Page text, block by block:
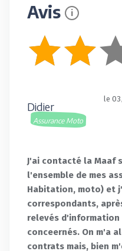
Avis i
Didier
Assurance Moto
le
J'ai contacté la Maaf
l'ensemble de mes
Habitation, moto) et
correspondants,
relevés d'information
conceernés. On m'a
contrats mais, bien